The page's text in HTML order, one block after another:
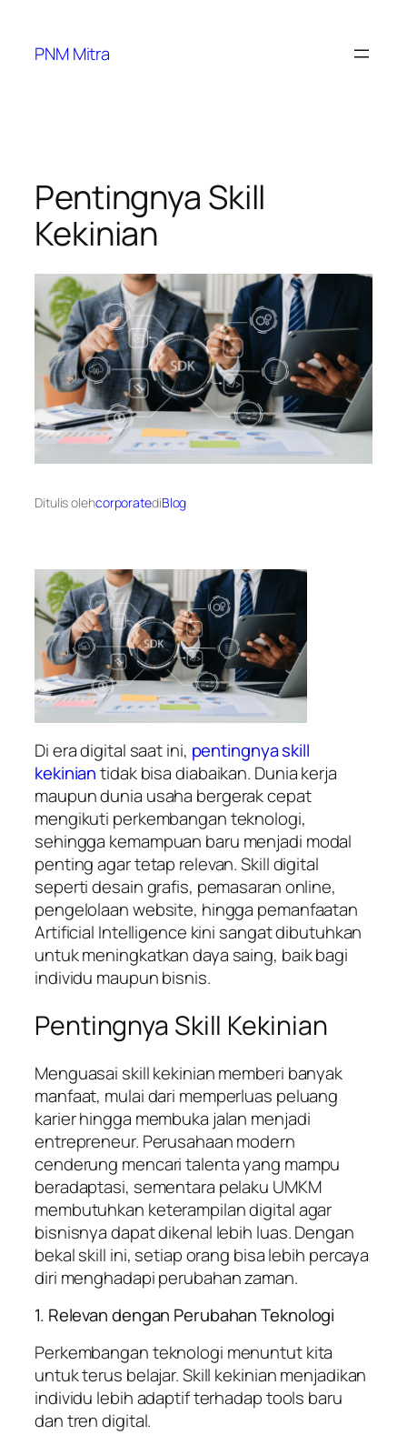
PNM Mitra
Pentingnya Skill
Kekinian
Ditulis olehcorporatediBlog
Di era digital saat ini, pentingnya skill
kekiniantidak bisa diabaikan. Dunia kerja
maupun dunia usaha bergerak cepat
mengikuti perkembangan teknologi,
sehingga kemampuan baru menjadi modal
penting agar tetap relevan. Skill digital
seperti desain grafis, pemasaran online,
pengelolaan website, hingga pemanfaatan
Artificial Intelligence kini sangat dibutuhkan
untuk meningkatkan daya saing, baik bagi
individu maupun bisnis.
Pentingnya Skill Kekinian
Menguasai skill kekinian memberi banyak
manfaat, mulai dari memperluas peluang
karier hingga membuka jalan menjadi
entrepreneur. Perusahaan modern
cenderung mencari talenta yang mampu
beradaptasi, sementara pelaku UMKM
membutuhkan keterampilan digital agar
bisnisnya dapat dikenal lebih luas. Dengan
bekal skill ini, setiap orang bisa lebih percaya
diri menghadapi perubahan zaman.
1. Relevan dengan Perubahan Teknologi
Perkembangan teknologi menuntut kita
untuk terus belajar. Skill kekinian menjadikan
individu lebih adaptif terhadap tools baru
dan tren digital.